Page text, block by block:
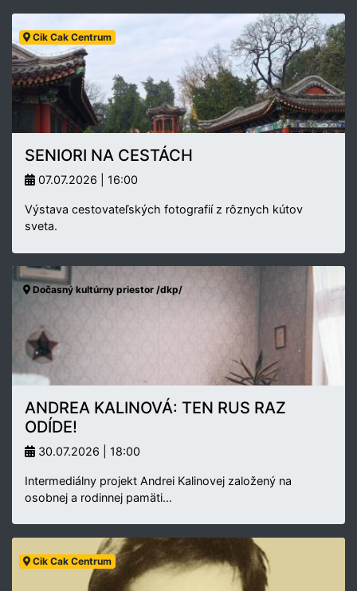
Cik Cak Centrum
SENIORI NA CESTÁCH
07.07.2026 | 16:00
Výstava cestovateľských fotografií z rôznych kútov
sveta.
Dočasný kultúrny priestor /dkp/
ANDREA KALINOVÁ: TEN RUS RAZ
ODÍDE!
30.07.2026 | 18:00
Intermediálny projekt Andrei Kalinovej založený na
osobnej a rodinnej pamäti…
Cik Cak Centrum